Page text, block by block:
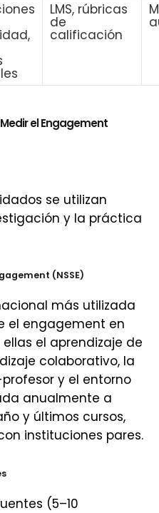
LMS, rúbricas
de
calificación
el Engagement
se utilizan
y la práctica
(NSSE)
más utilizada
el engagement en
el aprendizaje de
colaborativo, la
y el entorno
anualmente a
y últimos cursos,
instituciones pares.
(5–10